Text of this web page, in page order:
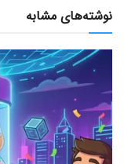
نوشته‌های مشابه